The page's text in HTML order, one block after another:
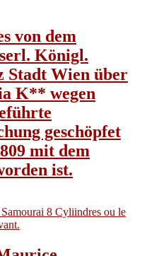
von dem
Königl.
Stadt Wien über
K** wegen
geschöpfet
mit dem
ist.